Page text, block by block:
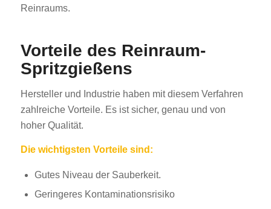
Reinraums.
Vorteile des Reinraum-
Spritzgießens
Hersteller und Industrie haben mit diesem Verfahren
zahlreiche Vorteile. Es ist sicher, genau und von
hoher Qualität.
Die wichtigsten Vorteile sind:
Gutes Niveau der Sauberkeit.
Geringeres Kontaminationsrisiko